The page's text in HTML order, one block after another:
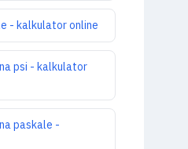
- kalkulator online
psi - kalkulator
paskale -